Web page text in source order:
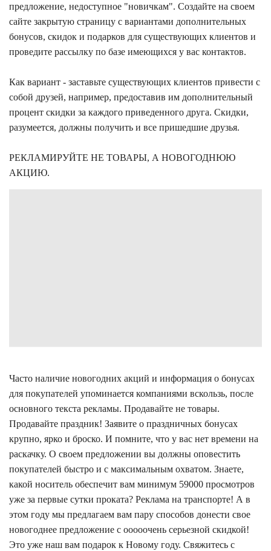
предложение, недоступное "новичкам". Создайте на своем
сайте закрытую страницу с вариантами дополнительных
бонусов, скидок и подарков для существующих клиентов и
проведите рассылку по базе имеющихся у вас контактов.
Как вариант - заставьте существующих клиентов привести с
собой друзей, например, предоставив им дополнительный
процент скидки за каждого приведенного друга. Скидки,
разумеется, должны получить и все пришедшие друзья.
РЕКЛАМИРУЙТЕ НЕ ТОВАРЫ, А НОВОГОДНЮЮ
АКЦИЮ.
Часто наличие новогодних акций и информация о бонусах
для покупателей упоминается компаниями вскользь, после
основного текста рекламы. Продавайте не товары.
Продавайте праздник! Заявите о праздничных бонусах
крупно, ярко и броско. И помните, что у вас нет времени на
раскачку. О своем предложении вы должны оповестить
покупателей быстро и с максимальным охватом. Знаете,
какой носитель обеспечит вам минимум 59000 просмотров
уже за первые сутки проката? Реклама на транспорте! А в
этом году мы предлагаем вам пару способов донести свое
новогоднее предложение с ооооочень серьезной скидкой!
Это уже наш вам подарок к Новому году. Свяжитесь с